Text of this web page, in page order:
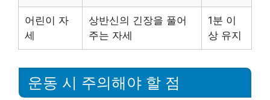
어린이 자
세
상반신의 긴장을 풀어
주는 자세
1분 이
상 유지
운동 시 주의해야 할 점